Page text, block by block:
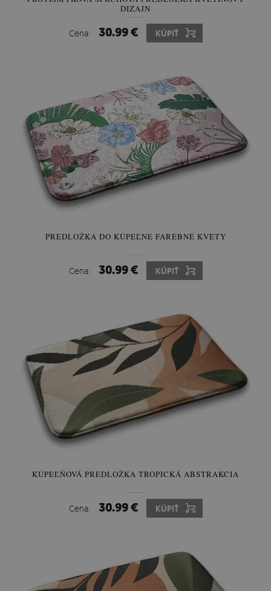
DIZAJN
Cena: 30.99 € KÚPIŤ
PREDLOŽKA DO KÚPEĽNE FAREBNÉ KVETY
Cena: 30.99 € KÚPIŤ
KÚPEĽŇOVÁ PREDLOŽKA TROPICKÁ ABSTRAKCIA
Cena: 30.99 € KÚPIŤ